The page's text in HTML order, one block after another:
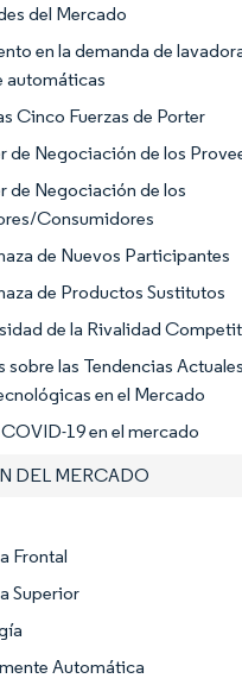
del Mercado
en la demanda de
automáticas
Cinco Fuerzas de Porter
de Negociación de los
de Negociación de los
Consumidores
de Nuevos Participantes
de Productos Sustitutos
de la Rivalidad
sobre las Tendencias
en el Mercado
19 en el mercado
DEL MERCADO
Frontal
Superior
Automática